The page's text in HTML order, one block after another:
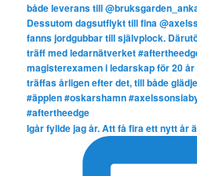
Igår fyllde jag år. Att få fira ett nytt år ä